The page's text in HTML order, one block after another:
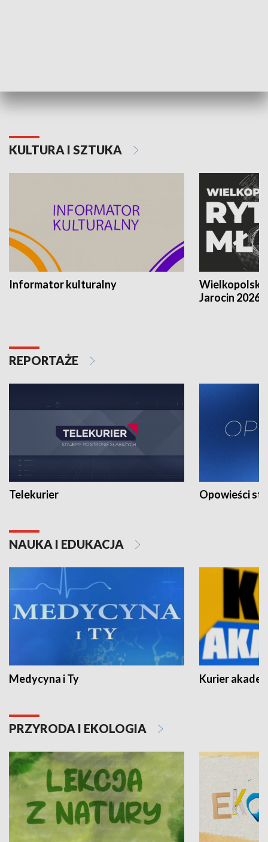
KULTURA I SZTUKA
Informator kulturalny
Jarocin 2026
REPORTAŻE
Telekurier Opowieści
NAUKA I EDUKACJA
Medycyna i Ty Kurier
PRZYRODA I EKOLOGIA